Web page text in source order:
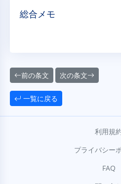
総合メモ
前の条文 次の条文
一覧に戻る
利用規
プライバシー
FAQ